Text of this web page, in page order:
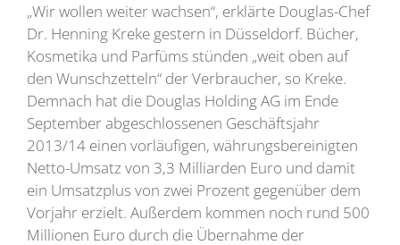
„Wir wollen weiter wachsen“, erklärte Douglas-Chef
Dr. Henning Kreke gestern in Düsseldorf. Bücher,
Kosmetika und Parfüms stünden „weit oben auf
den Wunschzetteln“ der Verbraucher, so Kreke.
Demnach hat die Douglas Holding AG im Ende
September abgeschlossenen Geschäftsjahr
2013/14 einen vorläufigen, währungsbereinigten
Netto-Umsatz von 3,3 Milliarden Euro und damit
ein Umsatzplus von zwei Prozent gegenüber dem
Vorjahr erzielt. Außerdem kommen noch rund 500
Millionen Euro durch die Übernahme der